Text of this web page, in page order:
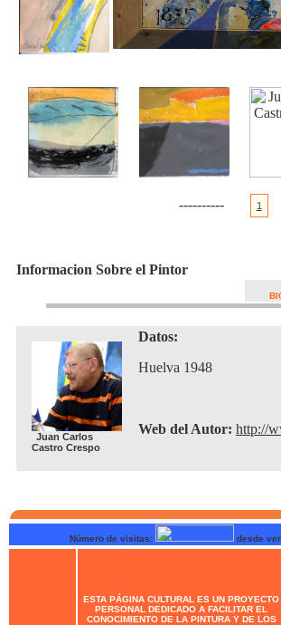
---------- 1
Informacion Sobre el Pintor
Juan Carlos
Castro Crespo
Datos:
Huelva 1948
Web del Autor: http://
Número de visitas: desde
ESTA PÁGINA CULTURAL ES UN PROYECTO
PERSONAL DEDICADO A FACILITAR EL
CONOCIMIENTO DE LA PINTURA Y DE LOS